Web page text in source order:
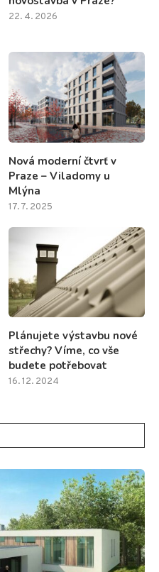
22. 4. 2026
Nová moderní čtvrť v
Praze – Viladomy u
Mlýna
17. 7. 2025
Plánujete výstavbu nové
střechy? Víme, co vše
budete potřebovat
16. 12. 2024